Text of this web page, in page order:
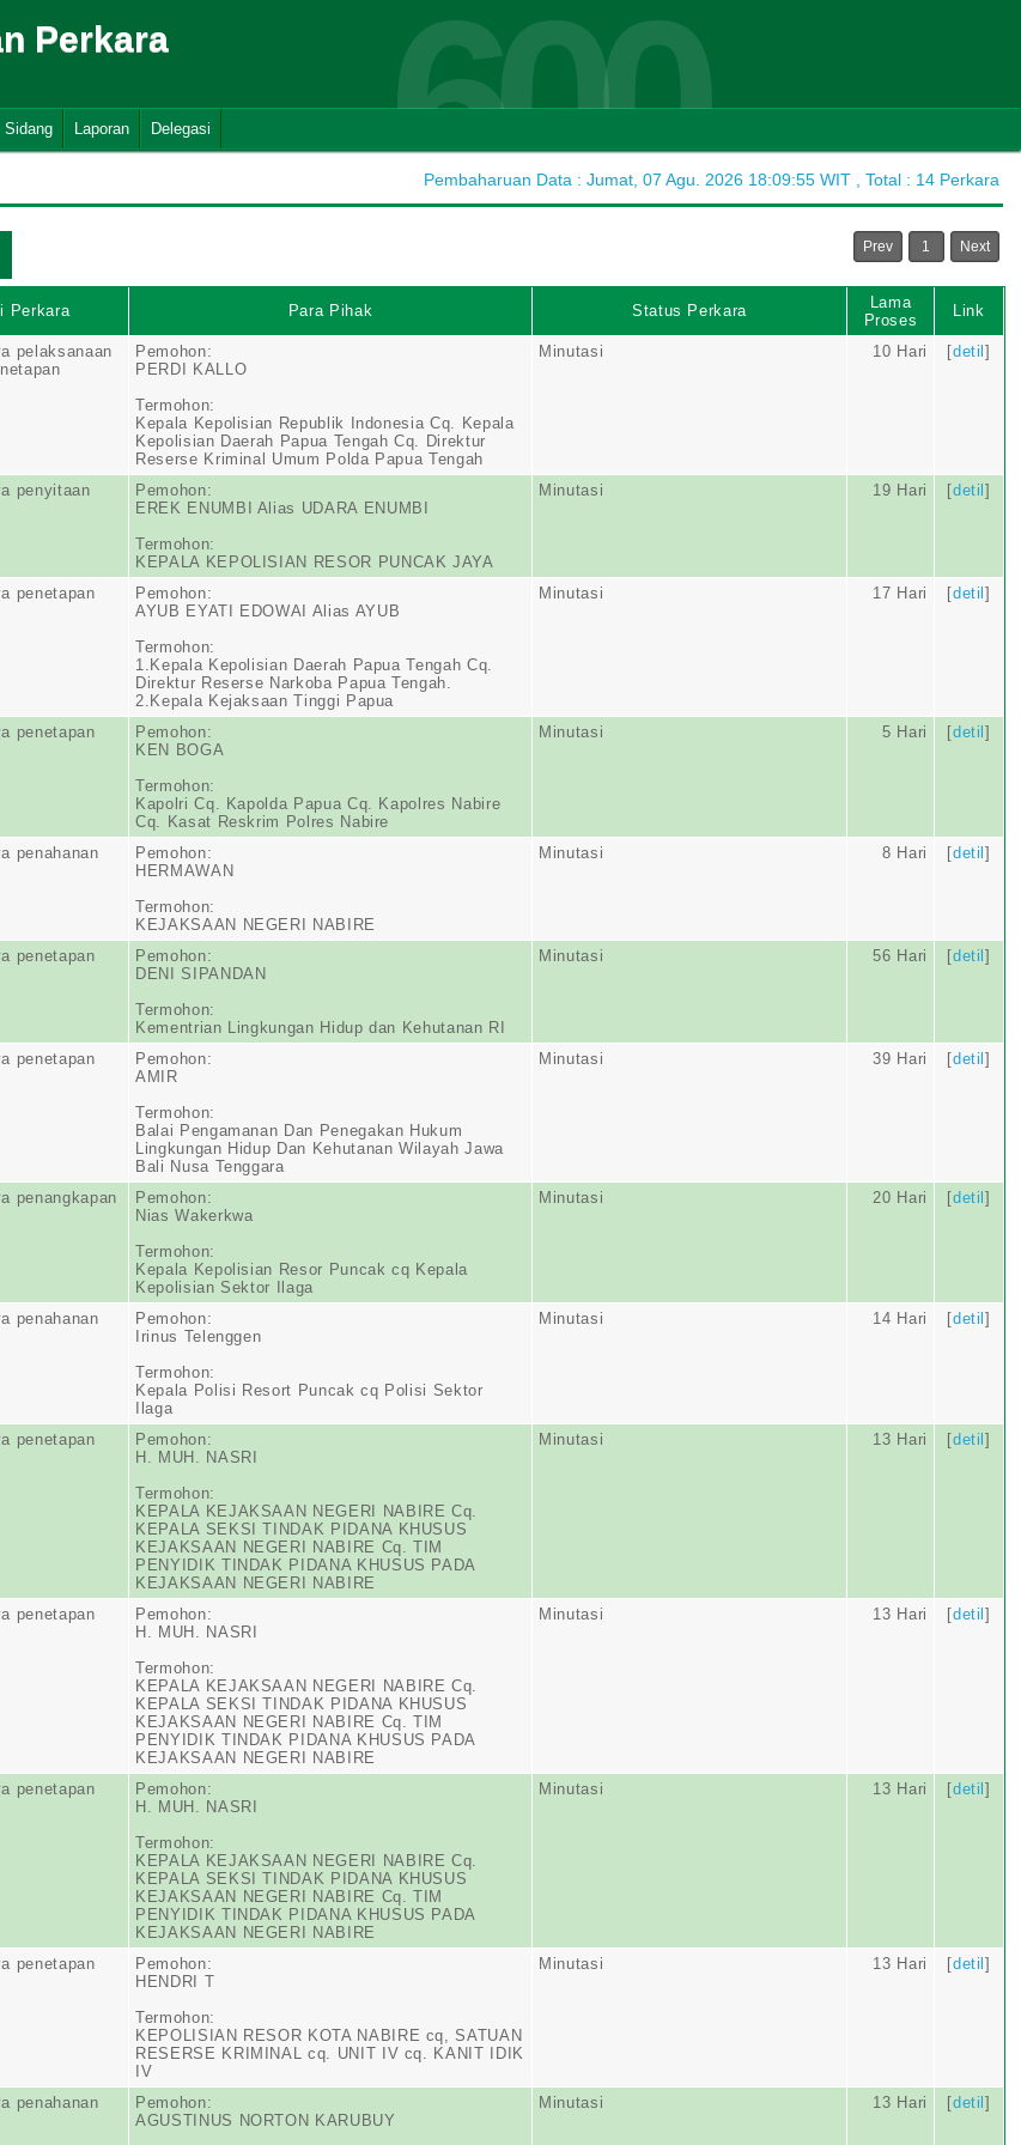
Perkara 600
Sidang Laporan Delegasi
Pembaharuan Data : Jumat, 07 Agu. 2026 18:09:55 WIT , Total : 14 Perkara
Prev 1 Next
Perkara Para Pihak Status Perkara
Lama
Proses
Link
pelaksanaan
Pemohon:
PERDI KALLO
Termohon:
Kepala Kepolisian Republik Indonesia Cq. Kepala
Kepolisian Daerah Papua Tengah Cq. Direktur
Reserse Kriminal Umum Polda Papua Tengah
Minutasi 10 Hari [detil]
penyitaan
Pemohon:
EREK ENUMBI Alias UDARA ENUMBI
Termohon:
KEPALA KEPOLISIAN RESOR PUNCAK JAYA
Minutasi 19 Hari [detil]
penetapan
Pemohon:
AYUB EYATI EDOWAI Alias AYUB
Termohon:
1.Kepala Kepolisian Daerah Papua Tengah Cq.
Direktur Reserse Narkoba Papua Tengah.
2.Kepala Kejaksaan Tinggi Papua
Minutasi 17 Hari [detil]
penetapan
Pemohon:
KEN BOGA
Termohon:
Kapolri Cq. Kapolda Papua Cq. Kapolres Nabire
Cq. Kasat Reskrim Polres Nabire
Minutasi 5 Hari [detil]
penahanan
Pemohon:
HERMAWAN
Termohon:
KEJAKSAAN NEGERI NABIRE
Minutasi 8 Hari [detil]
penetapan
Pemohon:
DENI SIPANDAN
Termohon:
Kementrian Lingkungan Hidup dan Kehutanan RI
Minutasi 56 Hari [detil]
penetapan
Pemohon:
AMIR
Termohon:
Balai Pengamanan Dan Penegakan Hukum
Lingkungan Hidup Dan Kehutanan Wilayah Jawa
Bali Nusa Tenggara
Minutasi 39 Hari [detil]
penangkapan
Pemohon:
Nias Wakerkwa
Termohon:
Kepala Kepolisian Resor Puncak cq Kepala
Kepolisian Sektor Ilaga
Minutasi 20 Hari [detil]
penahanan
Pemohon:
Irinus Telenggen
Termohon:
Kepala Polisi Resort Puncak cq Polisi Sektor
Ilaga
Minutasi 14 Hari [detil]
penetapan
Pemohon:
H. MUH. NASRI
Termohon:
KEPALA KEJAKSAAN NEGERI NABIRE Cq.
KEPALA SEKSI TINDAK PIDANA KHUSUS
KEJAKSAAN NEGERI NABIRE Cq. TIM
PENYIDIK TINDAK PIDANA KHUSUS PADA
KEJAKSAAN NEGERI NABIRE
Minutasi 13 Hari [detil]
penetapan
Pemohon:
H. MUH. NASRI
Termohon:
KEPALA KEJAKSAAN NEGERI NABIRE Cq.
KEPALA SEKSI TINDAK PIDANA KHUSUS
KEJAKSAAN NEGERI NABIRE Cq. TIM
PENYIDIK TINDAK PIDANA KHUSUS PADA
KEJAKSAAN NEGERI NABIRE
Minutasi 13 Hari [detil]
penetapan
Pemohon:
H. MUH. NASRI
Termohon:
KEPALA KEJAKSAAN NEGERI NABIRE Cq.
KEPALA SEKSI TINDAK PIDANA KHUSUS
KEJAKSAAN NEGERI NABIRE Cq. TIM
PENYIDIK TINDAK PIDANA KHUSUS PADA
KEJAKSAAN NEGERI NABIRE
Minutasi 13 Hari [detil]
penetapan
Pemohon:
HENDRI T
Termohon:
KEPOLISIAN RESOR KOTA NABIRE cq, SATUAN
RESERSE KRIMINAL cq. UNIT IV cq. KANIT IDIK
IV
Minutasi 13 Hari [detil]
penahanan
Pemohon:
AGUSTINUS NORTON KARUBUY
Minutasi 13 Hari [detil]